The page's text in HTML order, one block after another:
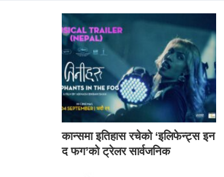
कान्समा इतिहास रचेको ‘इलिफेन्ट्स इन
द फग’को ट्रेलर सार्वजनिक